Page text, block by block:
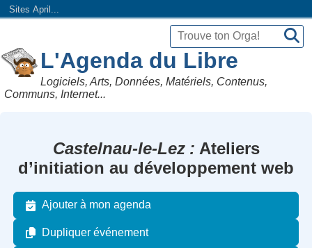
Sites April...
L'Agenda du Libre
Logiciels, Arts, Données, Matériels, Contenus,
Communs, Internet...
Castelnau-le-Lez
Ateliers
d’initiation au développement web
Ajouter à mon agenda
Dupliquer événement